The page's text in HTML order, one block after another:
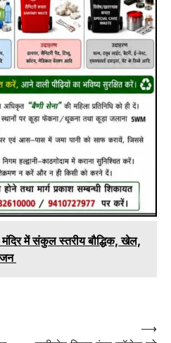
मंदिर में संकुल स्तरीय बौद्धिक, खेल,
⟶